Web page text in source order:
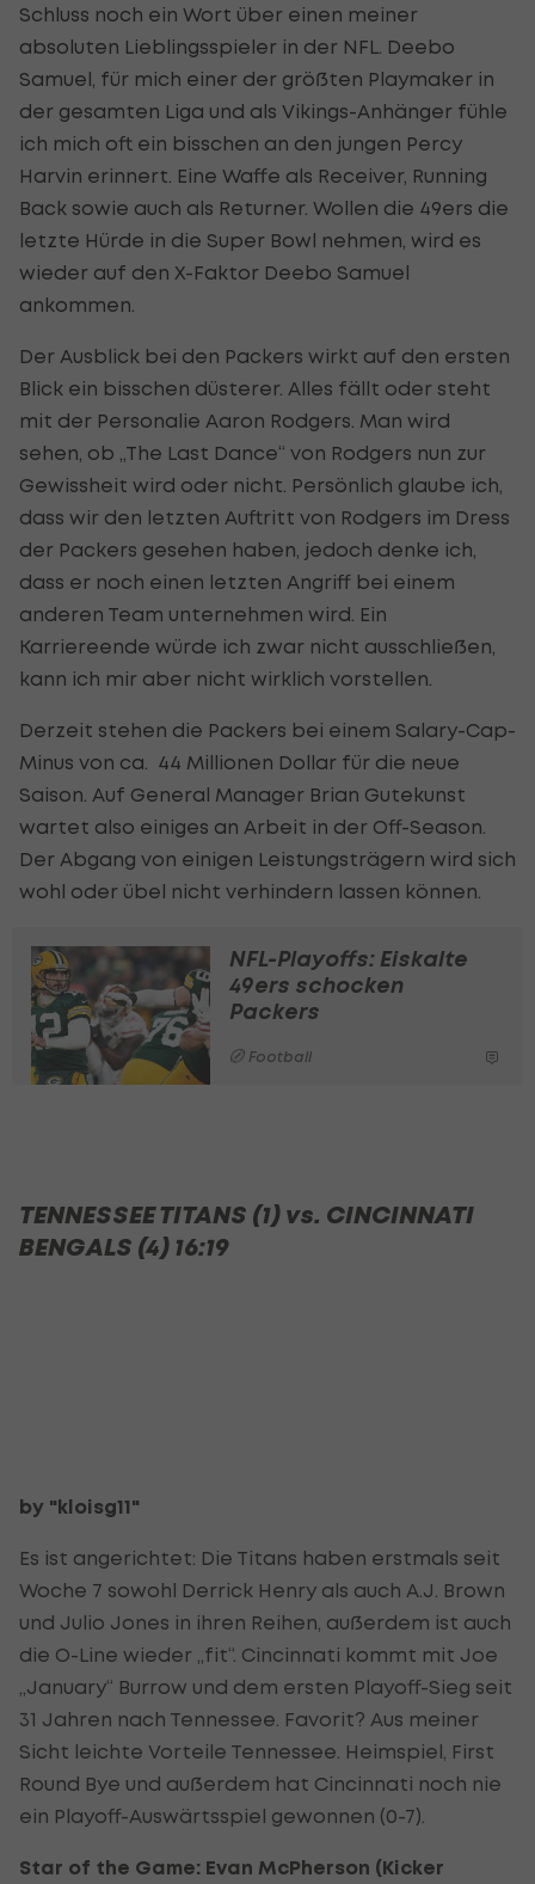
Schluss noch ein Wort über einen meiner
absoluten Lieblingsspieler in der NFL. Deebo
Samuel, für mich einer der größten Playmaker in
der gesamten Liga und als Vikings-Anhänger fühle
ich mich oft ein bisschen an den jungen Percy
Harvin erinnert. Eine Waffe als Receiver, Running
Back sowie auch als Returner. Wollen die 49ers die
letzte Hürde in die Super Bowl nehmen, wird es
wieder auf den X-Faktor Deebo Samuel
ankommen.
Der Ausblick bei den Packers wirkt auf den ersten
Blick ein bisschen düsterer. Alles fällt oder steht
mit der Personalie Aaron Rodgers. Man wird
sehen, ob „The Last Dance“ von Rodgers nun zur
Gewissheit wird oder nicht. Persönlich glaube ich,
dass wir den letzten Auftritt von Rodgers im Dress
der Packers gesehen haben, jedoch denke ich,
dass er noch einen letzten Angriff bei einem
anderen Team unternehmen wird. Ein
Karriereende würde ich zwar nicht ausschließen,
kann ich mir aber nicht wirklich vorstellen.
Derzeit stehen die Packers bei einem Salary-Cap-
Minus von ca. 44 Millionen Dollar für die neue
Saison. Auf General Manager Brian Gutekunst
wartet also einiges an Arbeit in der Off-Season.
Der Abgang von einigen Leistungsträgern wird sich
wohl oder übel nicht verhindern lassen können.
NFL-Playoffs: Eiskalte
49ers schocken
Packers
Football
TENNESSEE TITANS (1) vs. CINCINNATI
BENGALS (4) 16:19
by "kloisg11"
Es ist angerichtet: Die Titans haben erstmals seit
Woche 7 sowohl Derrick Henry als auch A.J. Brown
und Julio Jones in ihren Reihen, außerdem ist auch
die O-Line wieder „fit“. Cincinnati kommt mit Joe
„January“ Burrow und dem ersten Playoff-Sieg seit
31 Jahren nach Tennessee. Favorit? Aus meiner
Sicht leichte Vorteile Tennessee. Heimspiel, First
Round Bye und außerdem hat Cincinnati noch nie
ein Playoff-Auswärtsspiel gewonnen (0-7).
Star of the Game: Evan McPherson (Kicker